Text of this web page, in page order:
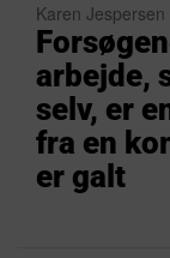
Karen
arbejde,
selv, er
fra en
er galt